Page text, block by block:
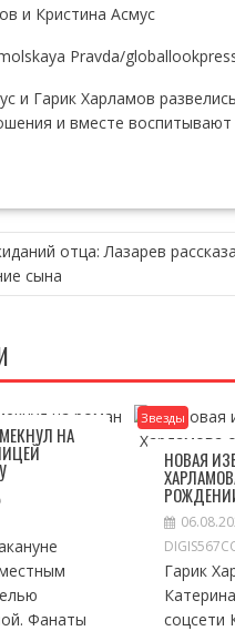
и Кристина Асмус
Pravda/
и Гарик Харламов
и вместе воспитывают
отца: Лазарев
сына
НА
Фанаты
Звезды
НОВАЯ
Гарик
соцсети